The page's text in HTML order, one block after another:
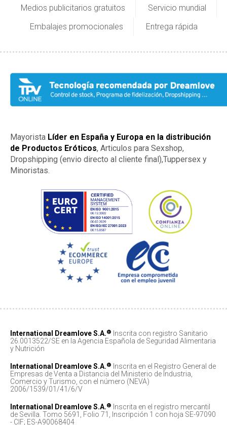
Medios publicitarios gratuitos
Servicio mundial
Embalajes promocionales
Entrega rápida
Mayorista Líder en España y Europa en la distribución
de Productos Eróticos, Articulos para Sexshop,
Dropshipping (envio directo al cliente final),Tuppersex y
Minoristas.
International Dreamlove S.A.®
Inscrita con registro Sanitario
26.0013522/SE en la Agencia Española de Seguridad Alimentaria
y Nutrición
International Dreamlove S.A.®
Inscrita en el Registro General de
Empresas de Venta a Distancia del Ministerio de Industria,
Comercio y Turismo, con el número (NEVA)
2006/1539/01/41/6/V
International Dreamlove S.A.®
Inscrita en el registro mercantil
de Sevilla. Tomo 5691, Folio 71, Inscripción 1 con hoja SE-97090
- CIF; ES-A90068404